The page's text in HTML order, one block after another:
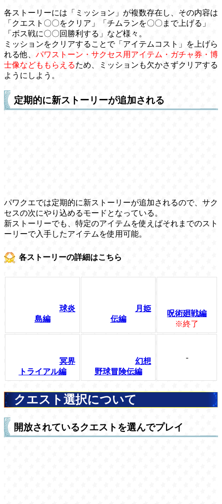
各ストーリーには「ミッション」が複数存在し、その内容は
「クエスト〇〇をクリア」「チムランを〇〇まで上げる」
「ボス戦に〇〇回勝利する」など様々。
ミッションをクリアすることで「アイテムコスト」を上げら
れる他、 パワストーン・サクセス用アイテム・ガチャ券・博
士像などももらえるため、ミッションも欠かさずクリアする
ようにしよう。
定期的に新ストーリーが追加される
パワクエでは定期的に新ストーリーが追加されるので、サク
セスの次にやり込めるモードとなっている。
新ストーリーでも、特定のアイテムを使えばそれまでのスト
ーリーで入手したアイテムを使用可能。
各ストーリーの詳細はこちら
球炎
島編
月姫
伝編
呪術廻戦編
※終了
冥界
トライアル編
幻想
野球冒険伝編
-
クエスト選択について
開放されているクエストを選んでプレイ